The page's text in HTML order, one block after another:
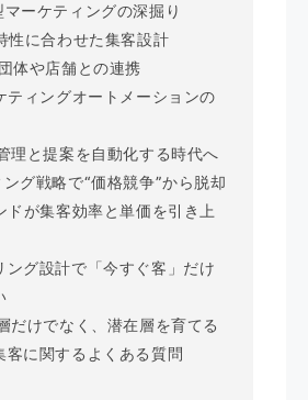
ーケティングの深掘り
性に合わせた集客設計
体や店舗との連携
ティングオートメーションの
理と提案を自動化する時代へ
グ戦略で“価格競争”から脱却
ドが集客効率と単価を引き上
ング設計で「今すぐ客」だけ
だけでなく、潜在層を育てる
客に関するよくある質問